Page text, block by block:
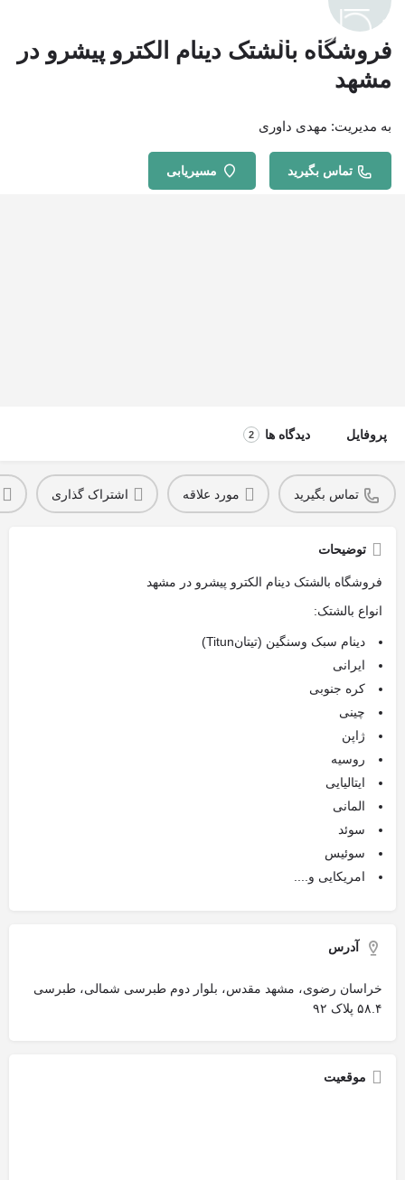
فروشگاه بالشتک دینام الکترو پیشرو در
مشهد
به مدیریت: مهدی داوری
تماس بگیرید مسیریابی
پروفایل دیدگاه ها 2
تماس بگیرید مورد علاقه اشتراک گذاری
توضیحات
فروشگاه بالشتک دینام الکترو پیشرو در مشهد
انواع بالشتک:
دینام سبک وسنگین (تیتانTitun)
ایرانی
کره جنوبی
چینی
ژاپن
روسیه
ایتالیایی
المانی
سوئد
سوئیس
امریکایی و....
آدرس
خراسان رضوی، مشهد مقدس، بلوار دوم طبرسی شمالی، طبرسی
۵۸.۴ پلاک ۹۲
موقعیت